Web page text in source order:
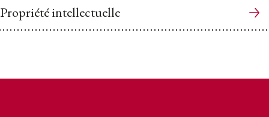
Propriété intellectuelle